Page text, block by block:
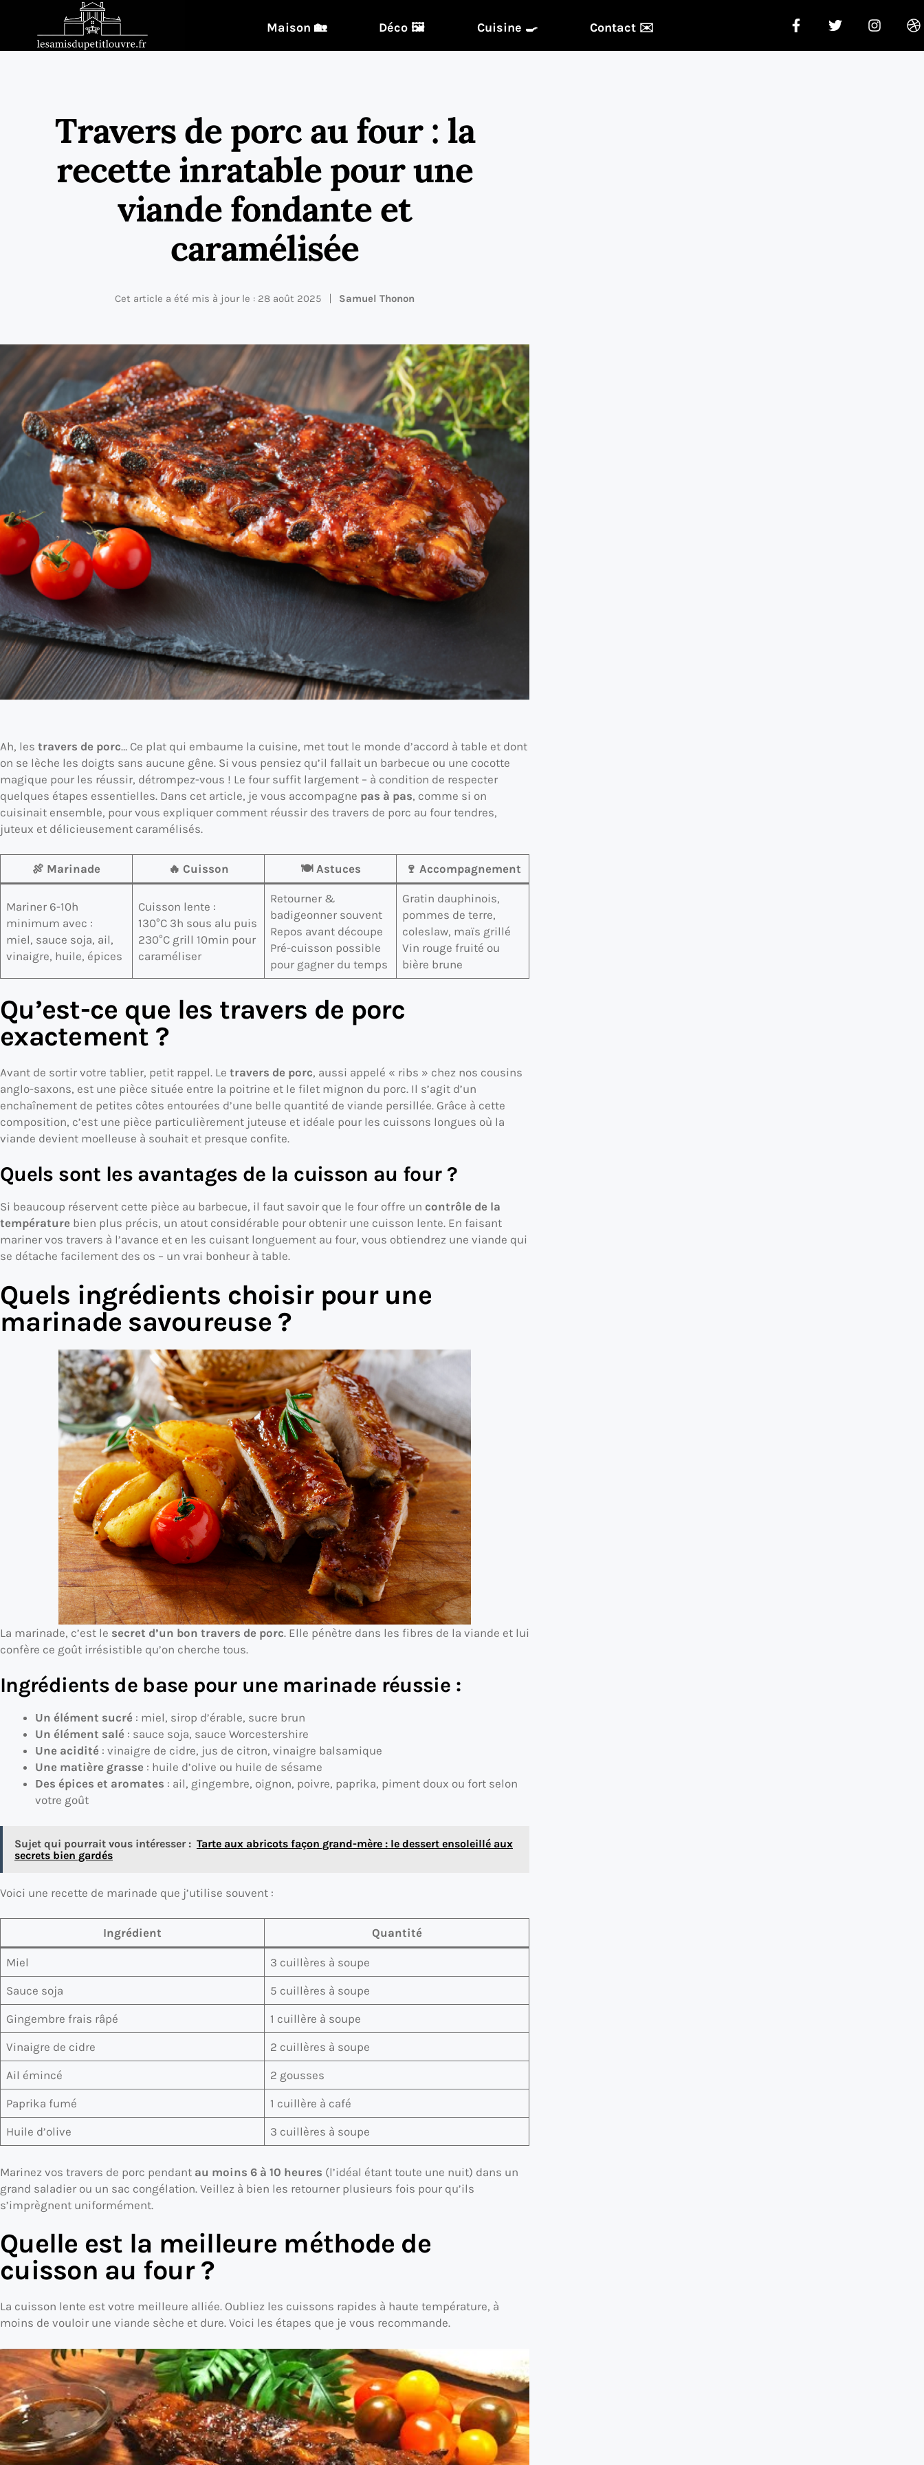
Maison 🏡 Déco 🖼️ Cuisine 🍳 Contact ✉️
Travers de porc au four : la
recette inratable pour une
viande fondante et
caramélisée
Cet article a été mis à jour le : 28 août 2025 Samuel Thonon
Ah, les travers de porc… Ce plat qui embaume la cuisine, met tout le monde d’accord à table et dont
on se lèche les doigts sans aucune gêne. Si vous pensiez qu’il fallait un barbecue ou une cocotte
magique pour les réussir, détrompez-vous ! Le four suffit largement – à condition de respecter
quelques étapes essentielles. Dans cet article, je vous accompagne pas à pas, comme si on
cuisinait ensemble, pour vous expliquer comment réussir des travers de porc au four tendres,
juteux et délicieusement caramélisés.
🍖 Marinade 🔥 Cuisson 🍽️ Astuces 🍷 Accompagnement
Mariner 6-10h
minimum avec :
miel, sauce soja, ail,
vinaigre, huile, épices
Cuisson lente :
130°C 3h sous alu puis
230°C grill 10min pour
caraméliser
Retourner &
badigeonner souvent
Repos avant découpe
Pré-cuisson possible
pour gagner du temps
Gratin dauphinois,
pommes de terre,
coleslaw, maïs grillé
Vin rouge fruité ou
bière brune
Qu’est-ce que les travers de porc
exactement ?
Avant de sortir votre tablier, petit rappel. Le travers de porc, aussi appelé « ribs » chez nos cousins
anglo-saxons, est une pièce située entre la poitrine et le filet mignon du porc. Il s’agit d’un
enchaînement de petites côtes entourées d’une belle quantité de viande persillée. Grâce à cette
composition, c’est une pièce particulièrement juteuse et idéale pour les cuissons longues où la
viande devient moelleuse à souhait et presque confite.
Quels sont les avantages de la cuisson au four ?
Si beaucoup réservent cette pièce au barbecue, il faut savoir que le four offre un contrôle de la
température bien plus précis, un atout considérable pour obtenir une cuisson lente. En faisant
mariner vos travers à l’avance et en les cuisant longuement au four, vous obtiendrez une viande qui
se détache facilement des os – un vrai bonheur à table.
Quels ingrédients choisir pour une
marinade savoureuse ?
La marinade, c’est le secret d’un bon travers de porc. Elle pénètre dans les fibres de la viande et lui
confère ce goût irrésistible qu’on cherche tous.
Ingrédients de base pour une marinade réussie :
Un élément sucré: miel, sirop d’érable, sucre brun
Un élément salé: sauce soja, sauce Worcestershire
Une acidité: vinaigre de cidre, jus de citron, vinaigre balsamique
Une matière grasse: huile d’olive ou huile de sésame
Des épices et aromates : ail, gingembre, oignon, poivre, paprika, piment doux ou fort selon
votre goût
Sujet qui pourrait vous intéresser : Tarte aux abricots façon grand-mère : le dessert ensoleillé aux
secrets bien gardés
Voici une recette de marinade que j’utilise souvent :
Ingrédient Quantité
Miel 3 cuillères à soupe
Sauce soja 5 cuillères à soupe
Gingembre frais râpé 1 cuillère à soupe
Vinaigre de cidre 2 cuillères à soupe
Ail émincé 2 gousses
Paprika fumé 1 cuillère à café
Huile d’olive 3 cuillères à soupe
Marinez vos travers de porc pendant au moins 6 à 10 heures (l’idéal étant toute une nuit) dans un
grand saladier ou un sac congélation. Veillez à bien les retourner plusieurs fois pour qu’ils
s’imprègnent uniformément.
Quelle est la meilleure méthode de
cuisson au four ?
La cuisson lente est votre meilleure alliée. Oubliez les cuissons rapides à haute température, à
moins de vouloir une viande sèche et dure. Voici les étapes que je vous recommande.